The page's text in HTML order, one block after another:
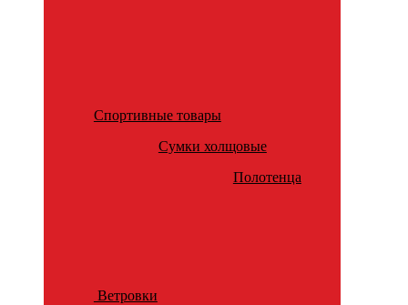
Спортивные товары
Сумки холщовые
Полотенца
Ветровки